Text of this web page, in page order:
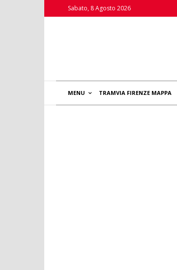
Sabato, 8 Agosto 2026
MENU TRAMVIA FIRENZE MAPPA